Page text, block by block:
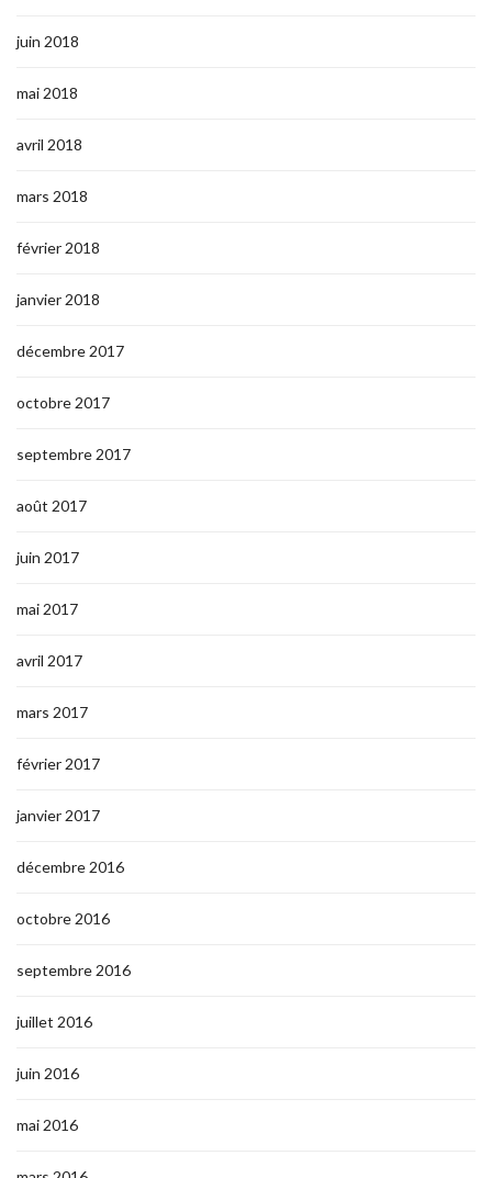
juin 2018
mai 2018
avril 2018
mars 2018
février 2018
janvier 2018
décembre 2017
octobre 2017
septembre 2017
août 2017
juin 2017
mai 2017
avril 2017
mars 2017
février 2017
janvier 2017
décembre 2016
octobre 2016
septembre 2016
juillet 2016
juin 2016
mai 2016